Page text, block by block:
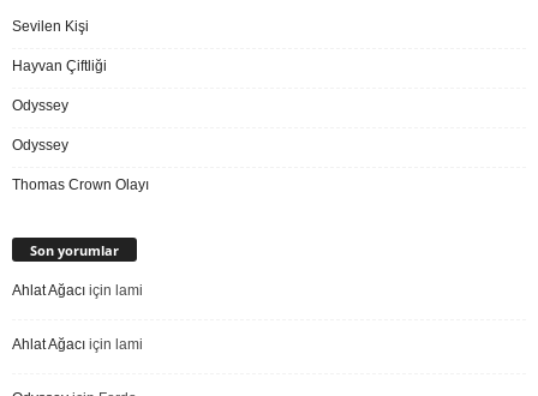
Sevilen Kişi
Hayvan Çiftliği
Odyssey
Odyssey
Thomas Crown Olayı
Son yorumlar
Ahlat Ağacı için lami
Ahlat Ağacı için lami